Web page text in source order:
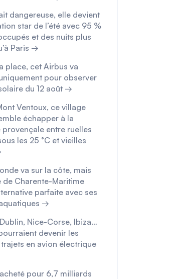
dangereuse, elle devient
star de l’été avec 95 %
et des nuits plus
Paris →
place, cet Airbus va
pour observer
du 12 août →
Ventoux, ce village
échapper à la
provençale entre ruelles
les 25 °C et vieilles
va sur la côte, mais
de Charente-Maritime
parfaite avec ses
→
Nice-Corse, Ibiza…
devenir les
en avion électrique
pour 6,7 milliards